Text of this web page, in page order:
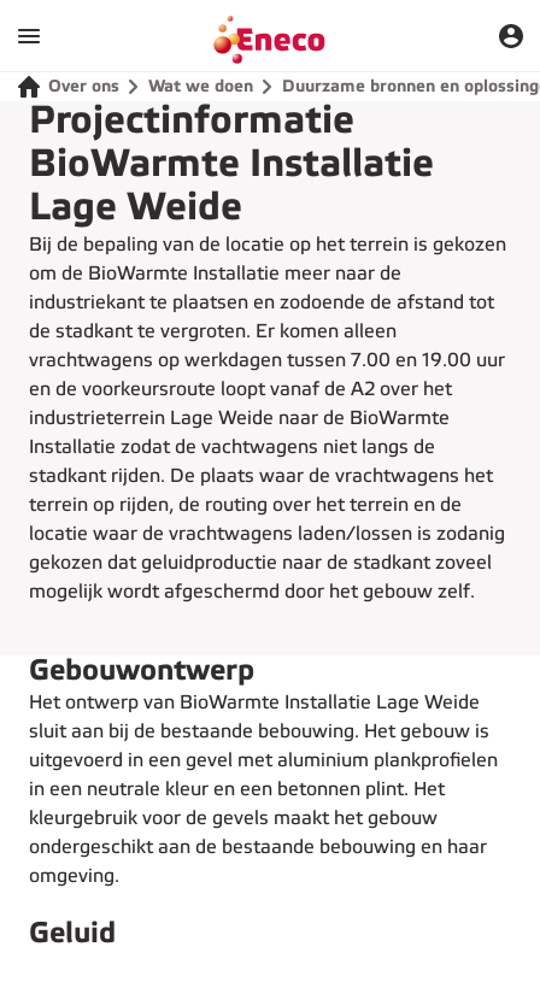
Over ons Wat we doen Duurzame bronnen en
Projectinformatie
BioWarmte Installatie
Lage Weide
Bij de bepaling van de locatie op het terrein is gekozen
om de BioWarmte Installatie meer naar de
industriekant te plaatsen en zodoende de afstand tot
de stadkant te vergroten. Er komen alleen
vrachtwagens op werkdagen tussen 7.00 en 19.00 uur
en de voorkeursroute loopt vanaf de A2 over het
industrieterrein Lage Weide naar de BioWarmte
Installatie zodat de vachtwagens niet langs de
stadkant rijden. De plaats waar de vrachtwagens het
terrein op rijden, de routing over het terrein en de
locatie waar de vrachtwagens laden/lossen is zodanig
gekozen dat geluidproductie naar de stadkant zoveel
mogelijk wordt afgeschermd door het gebouw zelf.
Gebouwontwerp
Het ontwerp van BioWarmte Installatie Lage Weide
sluit aan bij de bestaande bebouwing. Het gebouw is
uitgevoerd in een gevel met aluminium plankprofielen
in een neutrale kleur en een betonnen plint. Het
kleurgebruik voor de gevels maakt het gebouw
ondergeschikt aan de bestaande bebouwing en haar
omgeving.
Geluid